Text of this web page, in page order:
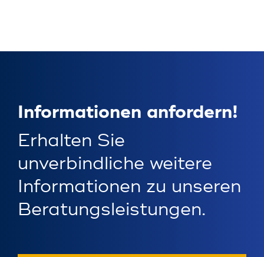
Informationen anfordern!
Erhalten Sie
unverbindliche weitere
Informationen zu unseren
Beratungs­leistungen.